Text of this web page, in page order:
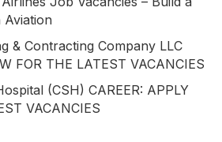
Aviation
& Contracting Company LLC
FOR THE LATEST VACANCIES
(CSH) CAREER: APPLY
VACANCIES